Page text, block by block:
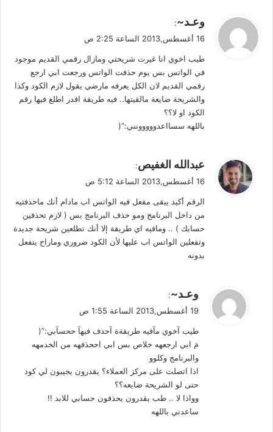
ي
ق
ل
وعـد~:
16 أغسطس,2013 الساعة 2:25 ص
طيب اخوي انا غيرت شريحتي ومازال رقمي القديم موجود
في الواتس بس يوم حذفت الواتس ورجعت ابي ارجع
رقمي القديم لان الكل يعرفه مارضي يقول لازم الكود وكذا
والشريحة ضايعة مالقيتها.. فيه طريقة اقدر اطلع فيها رقم
الكود او لا؟؟
باللهه سسااعدووووونني:”(
ي
ق
ل
عبدالله الغفيص:
16 أغسطس,2013 الساعة 5:12 ص
الرقم أكيد يبقى مفعل فيه الواتس اب مادام أنك ماحذفتيه
من داخل البرنامج ومو حذف البرنامج بس ( لازم تحذفين
حسابك ) .. ومافيه اي طريقة إلا أنك تطلعين شريحة جديدة
وتفعلين الواتس اب عليها لأن الكود ضروري وماراح يتفعل
بدونه
ي
ق
ل
وعـد~:
19 أغسطس,2013 الساعة 1:55 ص
طيب آخوي مآفيه طريقةة آحذف فيهآ ححسآبي:”(
مَ ابي ارجعهه خلاص بس ابي اححذفهه من الخدمهه
والبرنامج وكلوو
اذا اتصلت على مركز العملاء؟ يقدرون يجيبون لي كود
حتى لو الشريحة ضايعه؟؟
وواذا لا .. طب يقدرون يحذفون حسابي للابد !!
ساعدني باللهه